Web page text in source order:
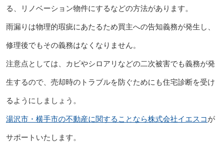
る、リノベーション物件にするなどの方法があります。
雨漏りは物理的瑕疵にあたるため買主への告知義務が発生し、
修理後でもその義務はなくなりません。
注意点としては、カビやシロアリなどの二次被害でも義務が発
生するので、売却時のトラブルを防ぐためにも住宅診断を受け
るようにしましょう。
湯沢市・横手市の不動産に関することなら株式会社イエスコ が
サポートいたします。